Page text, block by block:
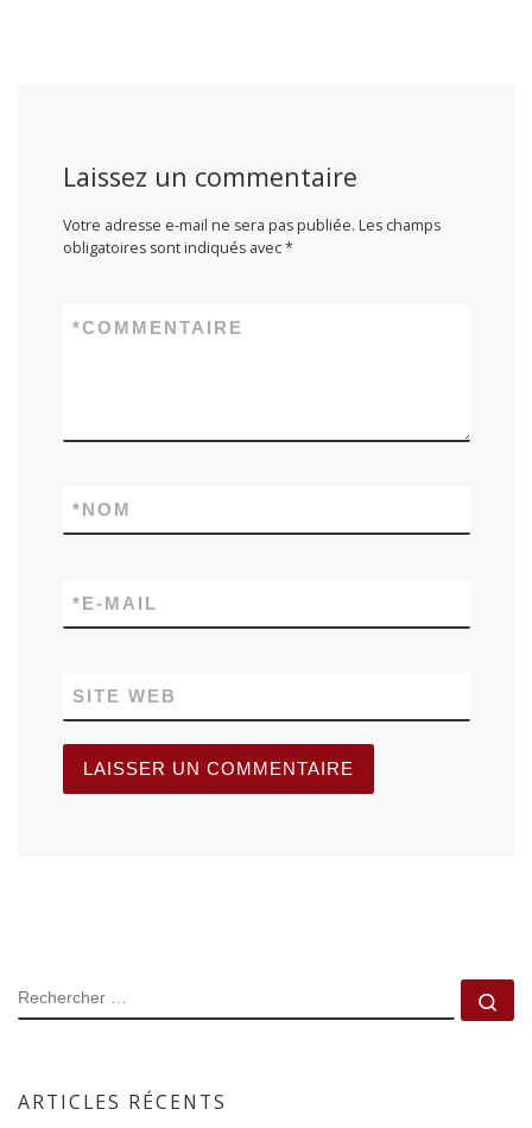
Laissez un commentaire
Votre adresse e-mail ne sera pas publiée. Les champs
obligatoires sont indiqués avec*
COMMENTAIRE
*
NOM
*
E-MAIL
*
SITE WEB
RECHERCHER
ARTICLES RÉCENTS